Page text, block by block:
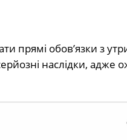
прямі обов’язки з
наслідки, адже